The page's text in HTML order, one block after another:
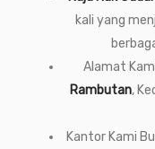
kali yang
Alamat
Rambutan,
Kantor Kami